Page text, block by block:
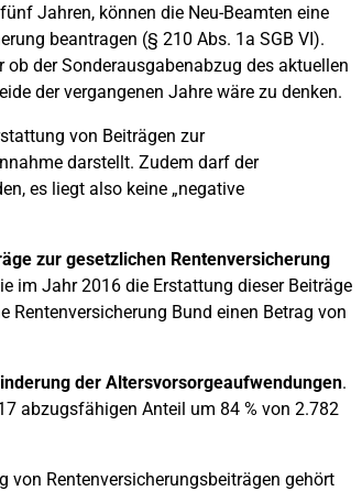
Jahren, können die Neu-Beamten eine
beantragen (§ 210 Abs. 1a SGB VI).
der Sonderausgabenabzug des aktuellen
der vergangenen Jahre wäre zu denken.
von Beiträgen zur
darstellt. Zudem darf der
es liegt also keine „negative
zur gesetzlichen Rentenversicherung
im Jahr 2016 die Erstattung dieser Beiträge
Rentenversicherung Bund einen Betrag von
der Altersvorsorgeaufwendungen.
abzugsfähigen Anteil um 84 % von 2.782
von Rentenversicherungsbeiträgen gehört